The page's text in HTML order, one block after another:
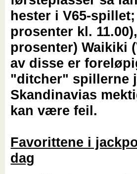
hester i V65-
prosenter kl.
prosenter) Waikiki
av disse er
"ditcher" spillerne
Skandinavias
kan være feil.
Favorittene i
dag